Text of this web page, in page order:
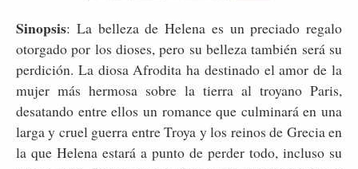
Sinopsis: La belleza de Helena es un preciado regalo
otorgado por los dioses, pero su belleza también será su
perdición. La diosa Afrodita ha destinado el amor de la
mujer más hermosa sobre la tierra al troyano Paris,
desatando entre ellos un romance que culminará en una
larga y cruel guerra entre Troya y los reinos de Grecia en
la que Helena estará a punto de perder todo, incluso su